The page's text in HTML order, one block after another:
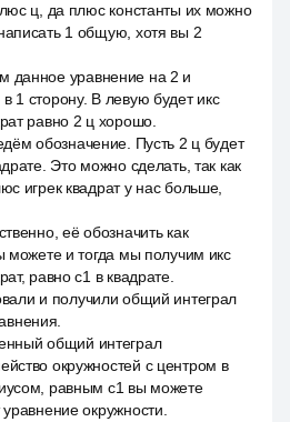
ц, да плюс константы их можно
1 общую, хотя вы 2
данное уравнение на 2 и
1 сторону. В левую будет икс
равно 2 ц хорошо.
обозначение. Пусть 2 ц будет
Это можно сделать, так как
игрек квадрат у нас больше,
её обозначить как
можете и тогда мы получим икс
равно c1 в квадрате.
и получили общий интеграл
общий интеграл
окружностей с центром в
равным c1 вы можете
окружности.